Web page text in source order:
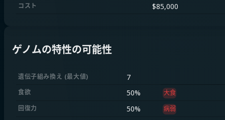
コスト $85,000
ゲノムの特性の可能性
遺伝子組み換え (最大値) 7
食欲 50%
大食
回復力
50%
病弱